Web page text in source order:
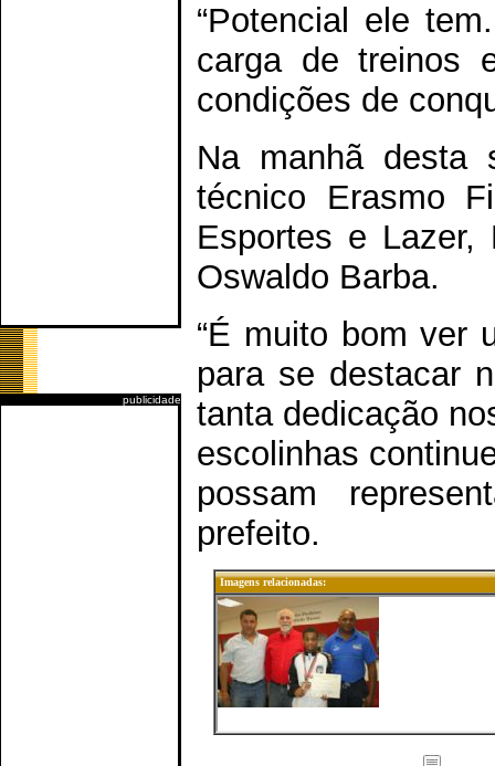
publicidade
“Potencial ele
carga de treinos
condições de
Na manhã desta
técnico Erasmo
Esportes e Lazer,
Oswaldo Barba.
“É muito bom ver
para se destacar
tanta dedicação
escolinhas
possam
prefeito.
Imagens relacionadas: